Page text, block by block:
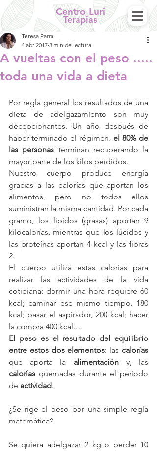
Centro Luri
Terapias
A vueltas con el peso .....
toda una vida a dieta
Teresa Parra
4 abr 2017 3 min de lectura
Por regla general los resultados de una
dieta de adelgazamiento son muy
decepcionantes. Un año después de
haber terminado el régimen, el 80% de
las personas terminan recuperando la
mayor parte de los kilos perdidos.
Nuestro cuerpo produce energía
gracias a las calorías que aportan los
alimentos, pero no todos ellos
suministran la misma cantidad. Por cada
gramo, los lípidos (grasas) aportan 9
kilocalorías, mientras que los lúcidos y
las proteínas aportan 4 kcal y las fibras
2.
El cuerpo utiliza estas calorías para
realizar las actividades de la vida
cotidiana: dormir una hora requiere 60
kcal; caminar ese mismo tiempo, 180
kcal; pasar el aspirador, 200 kcal; hacer
la compra 400 kcal.....
El peso es el resultado del equilibrio
entre estos dos elementos: las calorías
que aporta la alimentación
calorías quemadas durante el periodo
de actividad.
¿Se rige el peso por una simple regla
matemática?
Se quiera adelgazar 2 kg o perder 10